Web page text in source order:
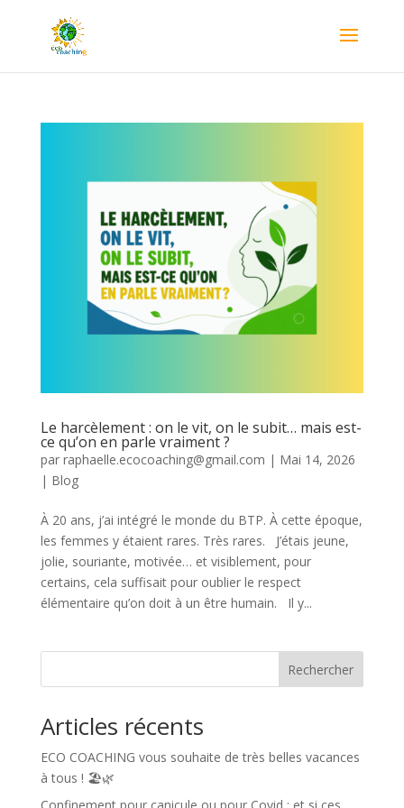
Le harcèlement : on le vit, on le subit… mais est-
ce qu’on en parle vraiment ?
par raphaelle.ecocoaching@gmail.com | Mai 14, 2026
| Blog
À 20 ans, j’ai intégré le monde du BTP. À cette époque,
les femmes y étaient rares. Très rares. J’étais jeune,
jolie, souriante, motivée… et visiblement, pour
certains, cela suffisait pour oublier le respect
élémentaire qu’on doit à un être humain. Il y...
Rechercher
Articles récents
ECO COACHING vous souhaite de très belles vacances
à tous ! 🏖️🌿